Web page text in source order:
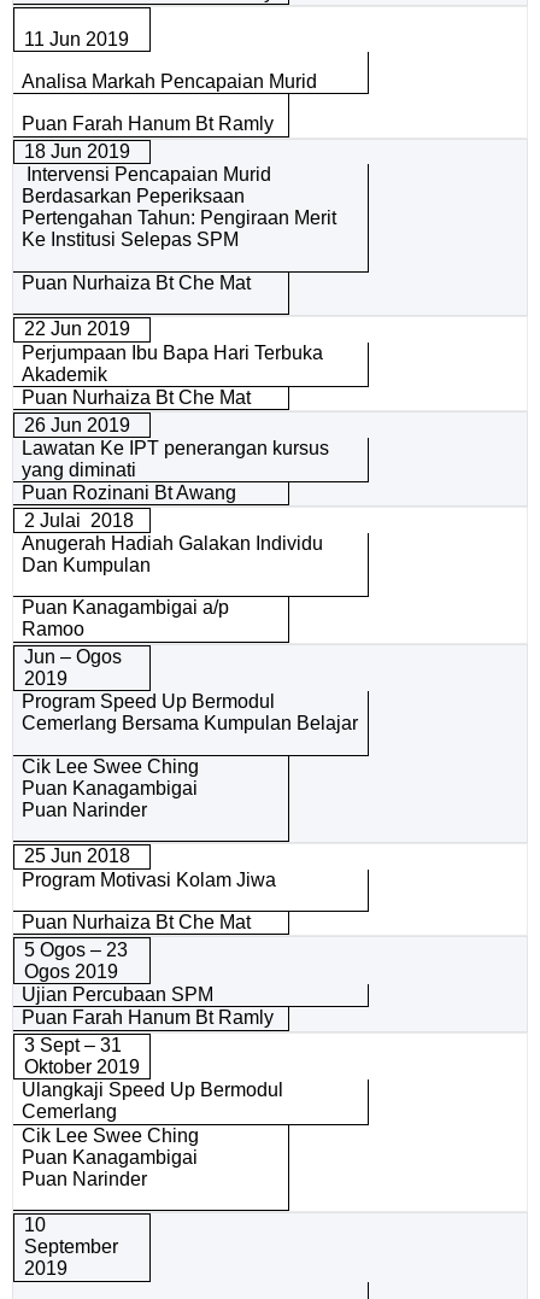
11 Jun 2019
Analisa Markah Pencapaian Murid
Puan Farah Hanum Bt Ramly
18 Jun 2019
Intervensi Pencapaian Murid
Berdasarkan Peperiksaan
Pertengahan Tahun: Pengiraan Merit
Ke Institusi Selepas SPM
Puan Nurhaiza Bt Che Mat
22 Jun 2019
Perjumpaan Ibu Bapa Hari Terbuka
Akademik
Puan Nurhaiza Bt Che Mat
26 Jun 2019
Lawatan Ke IPT penerangan kursus
yang diminati
Puan Rozinani Bt Awang
2 Julai 2018
Anugerah Hadiah Galakan Individu
Dan Kumpulan
Puan Kanagambigai a/p
Ramoo
Jun – Ogos
2019
Program Speed Up Bermodul
Cemerlang Bersama Kumpulan Belajar
Cik Lee Swee Ching
Puan Kanagambigai
Puan Narinder
25 Jun 2018
Program Motivasi Kolam Jiwa
Puan Nurhaiza Bt Che Mat
5 Ogos – 23
Ogos 2019
Ujian Percubaan SPM
Puan Farah Hanum Bt Ramly
3 Sept – 31
Oktober 2019
Ulangkaji Speed Up Bermodul
Cemerlang
Cik Lee Swee Ching
Puan Kanagambigai
Puan Narinder
10
September
2019